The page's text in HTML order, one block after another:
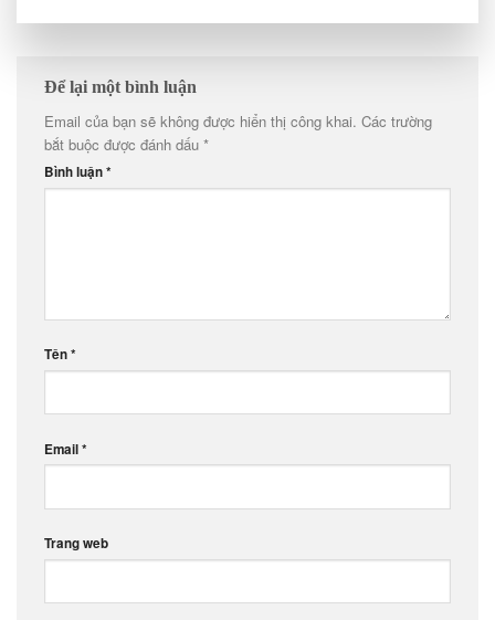
Để lại một bình luận
Email của bạn sẽ không được hiển thị công khai. Các trường
bắt buộc được đánh dấu *
Bình luận*
Tên*
Email*
Trang web